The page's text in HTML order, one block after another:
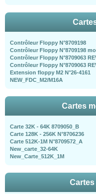
Contrôleur Floppy N°8709198
Contrôleur Floppy N°8709198
Contrôleur Floppy N°8709063
Contrôleur Floppy N°8709063
Extension floppy M2 N°26-4161
NEW_FDC_M2/M16A
Cartes
Carte 32K - 64K 8709050_B
Carte 128K - 256K N°8706236
Carte 512K-1M N°8709572_A
New_carte_32-64K
New_Carte_512K_1M
Cartes